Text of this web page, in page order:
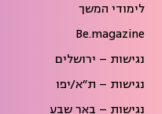
לימודי המשך
Be.magazine
נגישות – ירושלים
נגישות – ת״א/יפו
נגישות – באר שבע